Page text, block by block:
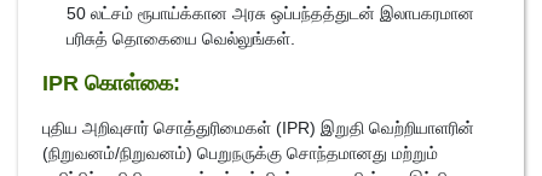
50 லட்சம் ரூபாய்க்கான அரசு ஒப்பந்தத்துடன் இலாபகரமான
பரிசுத் தொகையை வெல்லுங்கள்.
IPR கொள்கை:
புதிய அறிவுசார் சொத்துரிமைகள் (IPR) இறுதி வெற்றியாளரின்
(நிறுவனம்/நிறுவனம்) பெறுநருக்கு சொந்தமானது மற்றும்